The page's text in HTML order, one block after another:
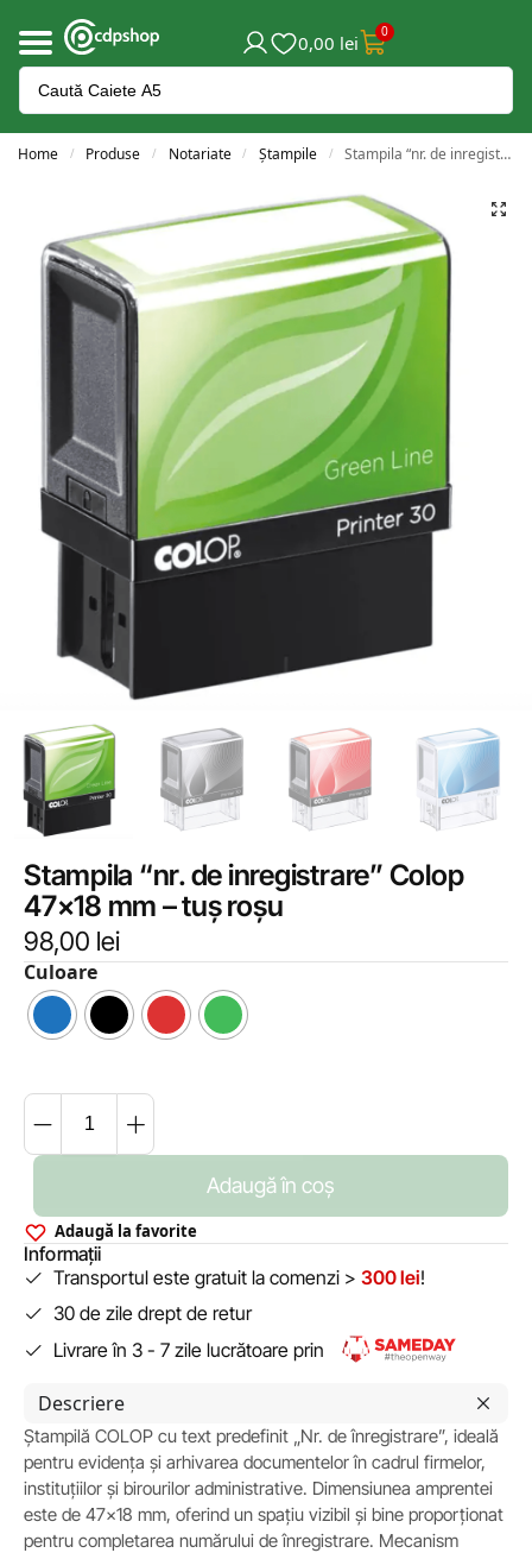
0,00 lei 0
Home / Produse / Notariate / Ștampile / Stampila “nr. de inregistrare” Colop 47×18 mm – tuș roșu
Stampila “nr. de inregistrare” Colop
47×18 mm – tuș roșu
98,00 lei
Culoare
Adaugă în coș
Adaugă la favorite
Informații
Transportul este gratuit la comenzi > 300 lei!
30 de zile drept de retur
Livrare în 3 - 7 zile lucrătoare prin
Descriere
Ștampilă COLOP cu text predefinit „Nr. de înregistrare”, ideală
pentru evidența și arhivarea documentelor în cadrul firmelor,
instituțiilor și birourilor administrative. Dimensiunea amprentei
este de 47×18 mm, oferind un spațiu vizibil și bine proporționat
pentru completarea numărului de înregistrare. Mecanism